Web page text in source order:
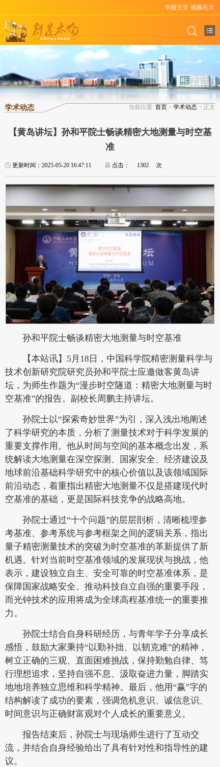
学校主页 视频石大
学术动态 当前位置: 首页 > 学术动态 > 正文
【黄岛讲坛】孙和平院士畅谈精密大地测量与时空基
准
更新时间：2025-05-20 16:47:11 点击： 1302 次
孙和平院士畅谈精密大地测量与时空基准
【本站讯】5月18日，中国科学院精密测量科学与
技术创新研究院研究员孙和平院士应邀做客黄岛讲
坛，为师生作题为“漫步时空隧道：精密大地测量与时
空基准”的报告。副校长周鹏主持讲坛。
孙院士以“探索奇妙世界”为引，深入浅出地阐述
了科学研究的本质，分析了测量技术对于科学发展的
重要支撑作用。他从时间与空间的基本概念出发，系
统解读大地测量在深空探测、国家安全、经济建设及
地球前沿基础科学研究中的核心价值以及该领域国际
前沿动态，着重指出精密大地测量不仅是搭建现代时
空基准的基础，更是国际科技竞争的战略高地。
孙院士通过“十个问题”的层层剖析，清晰梳理参
考基准、参考系统与参考框架之间的逻辑关系，指出
量子精密测量技术的突破为时空基准的革新提供了新
机遇。针对当前时空基准领域的发展现状与挑战，他
表示，建设独立自主、安全可靠的时空基准体系，是
保障国家战略安全、推动科技自立自强的重要手段，
而光钟技术的应用将成为全球高程基准统一的重要推
力。
孙院士结合自身科研经历，与青年学子分享成长
感悟，鼓励大家秉持“以勤补拙、以韧克难”的精神，
树立正确的三观、直面困难挑战，保持勤勉自律、笃
行理想追求，坚持自强不息、汲取奋进力量，脚踏实
地地培养独立思维和科学精神。最后，他用“赢”字的
结构解读了成功的要素，强调危机意识、诚信意识、
时间意识与正确财富观对个人成长的重要意义。
报告结束后，孙院士与现场师生进行了互动交
流，并结合自身经验给出了具有针对性和指导性的建
议。